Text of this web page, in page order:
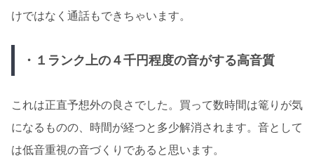
けではなく通話もできちゃいます。
・１ランク上の４千円程度の音がする高音質
これは正直予想外の良さでした。買って数時間は篭りが気
になるものの、時間が経つと多少解消されます。音として
は低音重視の音づくりであると思います。